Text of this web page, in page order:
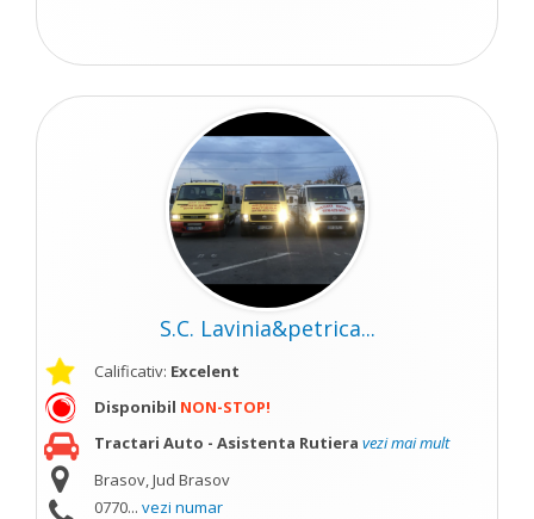
S.C. Lavinia&petrica...
Calificativ: Excelent
Disponibil NON-STOP!
Tractari Auto - Asistenta Rutiera vezi mai mult
Brasov, Jud Brasov
0770... vezi numar